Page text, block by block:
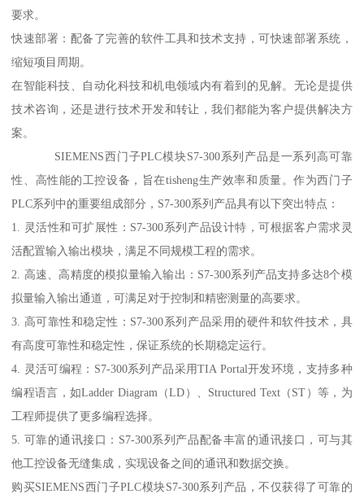
要求。
快速部署：配备了完善的软件工具和技术支持，可快速部署系统，
缩短项目周期。
在智能科技、自动化科技和机电领域内有着到的见解。无论是提供
技术咨询，还是进行技术开发和转让，我们都能为客户提供解决方
案。
SIEMENS西门子PLC模块S7-300系列产品是一系列高可靠
性、高性能的工控设备，旨在tisheng生产效率和质量。作为西门子
PLC系列中的重要组成部分，S7-300系列产品具有以下突出特点：
1. 灵活性和可扩展性：S7-300系列产品设计特，可根据客户需求灵
活配置输入输出模块，满足不同规模工程的需求。
2. 高速、高精度的模拟量输入输出：S7-300系列产品支持多达8个模
拟量输入输出通道，可满足对于控制和精密测量的高要求。
3. 高可靠性和稳定性：S7-300系列产品采用的硬件和软件技术，具
有高度可靠性和稳定性，保证系统的长期稳定运行。
4. 灵活可编程：S7-300系列产品采用TIA Portal开发环境，支持多种
编程语言，如Ladder Diagram（LD）、Structured Text（ST）等，为
工程师提供了更多编程选择。
5. 可靠的通讯接口：S7-300系列产品配备丰富的通讯接口，可与其
他工控设备无缝集成，实现设备之间的通讯和数据交换。
购买SIEMENS西门子PLC模块S7-300系列产品，不仅获得了可靠的